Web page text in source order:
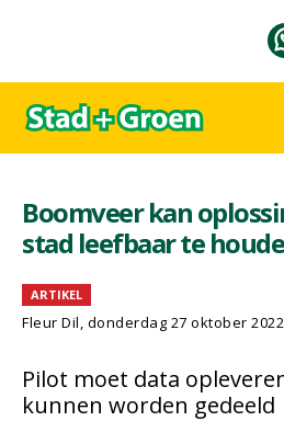
Boomveer kan
stad leefbaar te
ARTIKEL
Fleur Dil, donderdag 27 oktober 2022
Pilot moet data
kunnen worden gedeeld